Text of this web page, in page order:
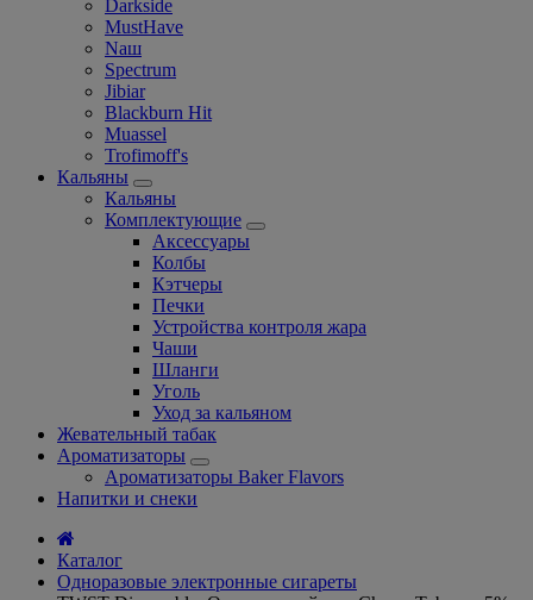
Darkside
MustHave
Nаш
Spectrum
Jibiar
Blackburn Hit
Muassel
Trofimoff's
Кальяны
Кальяны
Комплектующие
Аксессуары
Колбы
Кэтчеры
Печки
Устройства контроля жара
Чаши
Шланги
Уголь
Уход за кальяном
Жевательный табак
Ароматизаторы
Ароматизаторы Baker Flavors
Напитки и снеки
Каталог
Одноразовые электронные сигареты